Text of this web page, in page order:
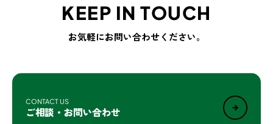
KEEP IN TOUCH
お気軽にお問い合わせください。
CONTACT US
ご相談・お問い合わせ